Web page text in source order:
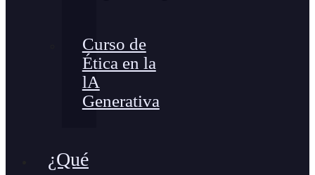
Curso de
Ética en la
lA
Generativa
¿Qué